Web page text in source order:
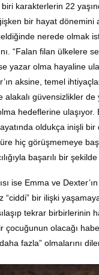
karakterlerin 22
bir hayat dönemini
nerede olmak
“Falan filan ülkelere
yazar olma hayaline
aksine, temel
alakalı güvensizlikler
hedeflerine ulaşıyor.
oldukça inişli bir
hiç görüşmemeye
başarılı bir
ise Emma ve
“ciddi” bir ilişki
tekrar birbirlerinin
çocuğunun olacağı
fazla” olmalarını